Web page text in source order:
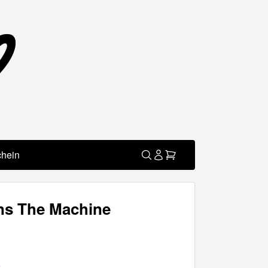
The Machine